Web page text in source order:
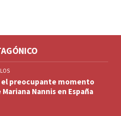
el preocupante momento
Nannis en España